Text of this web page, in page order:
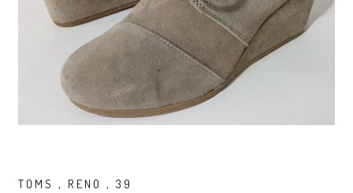
TOMS , RENO , 39